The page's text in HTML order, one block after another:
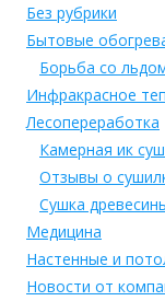
Без рубрики
Бытовые
Борьба со
Инфракрасное
Лесопереработка
Камерная ик
Отзывы о
Сушка
Медицина
Настенные и
Новости от